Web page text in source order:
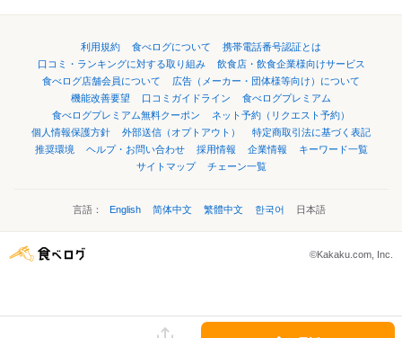
利用規約 食べログについて
携帯電話番号認証とは
口コミ・ランキングに対する取り組み
飲食店・飲食企業様向けサービス
食べログ店舗会員について
広告（メーカー・団体様等向け）について
機能改善要望
口コミガイドライン
食べログプレミアム
食べログプレミアム無料クーポン
ネット予約（リクエスト予約）
個人情報保護方針
外部送信（オプトアウト）
特定商取引法に基づく表記
推奨環境
ヘルプ・お問い合わせ 採用情報 企業情報
キーワード一覧
サイトマップ
チェーン一覧
言語： English 简体中文 繁體中文 한국어 日本語
©Kakaku.com, Inc.